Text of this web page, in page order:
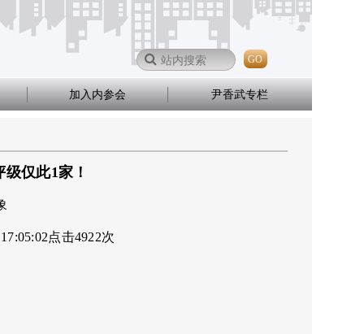
GO
加入内参会 尹香武专栏
仅此1家！
点击4922次